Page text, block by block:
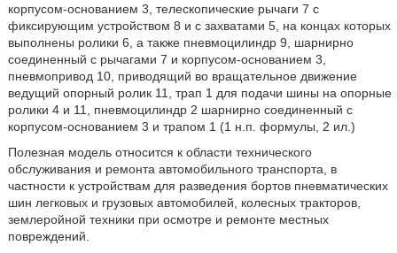
корпусом-основанием 3, телескопические рычаги 7 с
фиксирующим устройством 8 и с захватами 5, на концах которых
выполнены ролики 6, а также пневмоцилиндр 9, шарнирно
соединенный с рычагами 7 и корпусом-основанием 3,
пневмопривод 10, приводящий во вращательное движение
ведущий опорный ролик 11, трап 1 для подачи шины на опорные
ролики 4 и 11, пневмоцилиндр 2 шарнирно соединенный с
корпусом-основанием 3 и трапом 1 (1 н.п. формулы, 2 ил.)
Полезная модель относится к области технического
обслуживания и ремонта автомобильного транспорта, в
частности к устройствам для разведения бортов пневматических
шин легковых и грузовых автомобилей, колесных тракторов,
землеройной техники при осмотре и ремонте местных
повреждений.